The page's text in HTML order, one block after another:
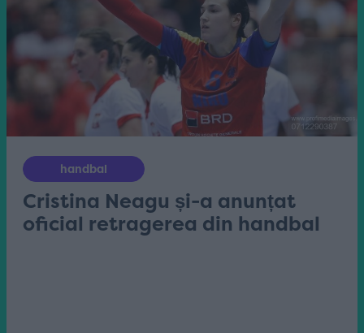
handbal
Cristina Neagu și-a anunțat
oficial retragerea din handbal